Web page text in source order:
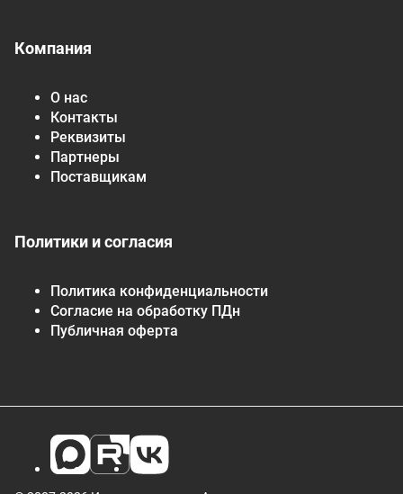
Компания
О нас
Контакты
Реквизиты
Партнеры
Поставщикам
Политики и согласия
Политика конфиденциальности
Согласие на обработку ПДн
Публичная оферта